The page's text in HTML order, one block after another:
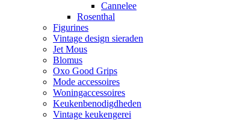
Cannelee
Rosenthal
Figurines
Vintage design sieraden
Jet Mous
Blomus
Oxo Good Grips
Mode accessoires
Woningaccessoires
Keukenbenodigdheden
Vintage keukengerei